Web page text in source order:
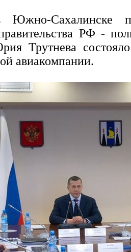
Сахалинске
РФ -
Трутнева
авиакомпании.